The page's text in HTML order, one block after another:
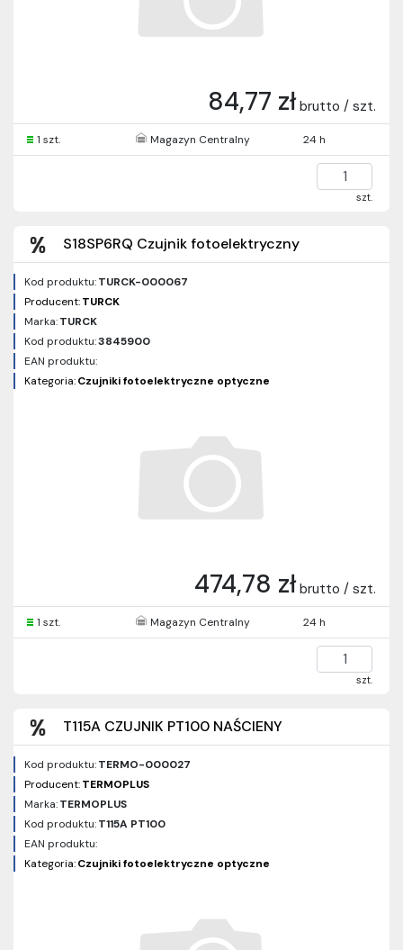
84,77 zł brutto / szt.
1 szt. Magazyn Centralny 24 h
szt.
S18SP6RQ Czujnik fotoelektryczny
Kod produktu:TURCK-000067
Producent:TURCK
Marka:TURCK
Kod produktu:3845900
EAN produktu:
Kategoria:Czujniki fotoelektryczne optyczne
474,78 zł brutto / szt.
1 szt. Magazyn Centralny 24 h
szt.
T115A CZUJNIK PT100 NAŚCIENY
Kod produktu:TERMO-000027
Producent:TERMOPLUS
Marka:TERMOPLUS
Kod produktu:T115A PT100
EAN produktu:
Kategoria:Czujniki fotoelektryczne optyczne